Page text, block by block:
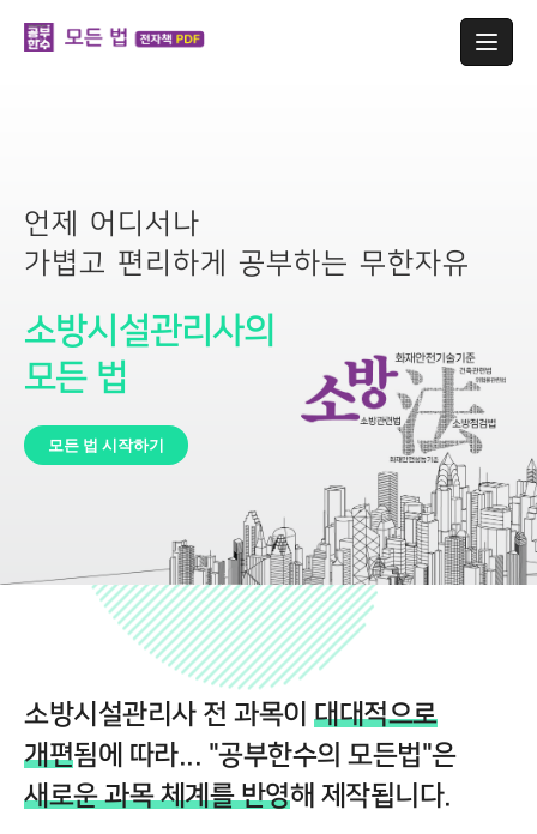
언제 어디서나
가볍고 편리하게 공부하는 무한자유
소방시설관리사의
모든 법
모든 법 시작하기
소방시설관리사 전 과목이 대대적으로
개편됨에 따라... "공부한수의 모든법"은
새로운 과목 체계를 반영해 제작됩니다.